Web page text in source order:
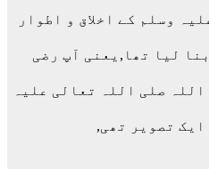
وسلم کے اخلاق و اطوار
لیا تھا,یعنی آپ رضی
صلی اللہ تعالی علیہ
تصویر تھی,